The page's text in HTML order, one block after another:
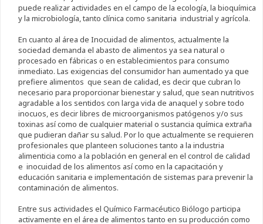
puede realizar actividades en el campo de la ecología, la bioquímica
y la microbiología, tanto clínica como sanitaria industrial y agrícola.
En cuanto al área de Inocuidad de alimentos, actualmente la
sociedad demanda el abasto de alimentos ya sea natural o
procesado en fábricas o en establecimientos para consumo
inmediato. Las exigencias del consumidor han aumentado ya que
prefiere alimentos que sean de calidad, es decir que cubran lo
necesario para proporcionar bienestar y salud, que sean nutritivos
agradable a los sentidos con larga vida de anaquel y sobre todo
inocuos, es decir libres de microorganismos patógenos y/o sus
toxinas así como de cualquier material o sustancia química extraña
que pudieran dañar su salud. Por lo que actualmente se requieren
profesionales que planteen soluciones tanto a la industria
alimenticia como a la población en general en el control de calidad
e inocuidad de los alimentos así como en la capacitación y
educación sanitaria e implementación de sistemas para prevenir la
contaminación de alimentos.
Entre sus actividades el Químico Farmacéutico Biólogo participa
activamente en el área de alimentos tanto en su producción como